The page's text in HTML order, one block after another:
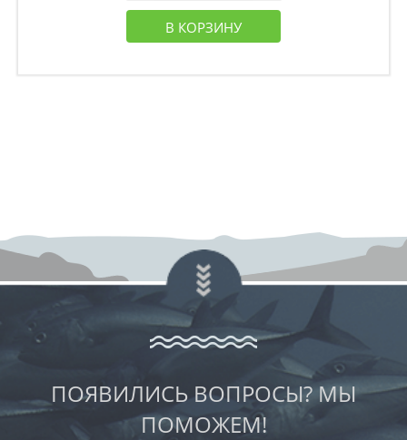
В КОРЗИНУ
ПОЯВИЛИСЬ ВОПРОСЫ? МЫ
ПОМОЖЕМ!